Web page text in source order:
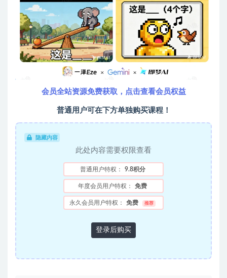
会员全站资源免费获取，点击查看会员权益
普通用户可在下方单独购买课程！
隐藏内容
此处内容需要权限查看
普通用户特权： 9.8积分
年度会员用户特权： 免费
永久会员用户特权： 免费 推荐
登录后购买